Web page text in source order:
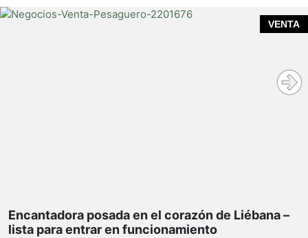
VENTA
Se pone a la venta acogedora posada ubicada en el
Ayuntamiento de Pesaguero, en pleno Valle de
Liébana, uno de los enclaves más privilegiados de
Encantadora posada en el corazón de Liébana –
lista para entrar en funcionamiento